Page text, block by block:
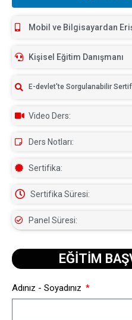
Mobil ve Bilgisayardan
Kişisel Eğitim Danışmanı
E-devlet'te Sorgulanabilir
Video Ders:
Ders Notları:
Sertifika:
Sertifika Süresi:
Panel Süresi:
EĞİTİM
Adınız - Soyadınız